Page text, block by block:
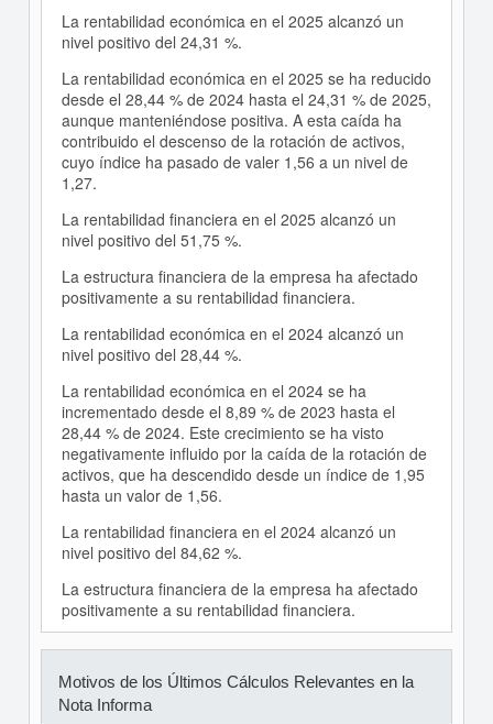
La rentabilidad económica en el 2025 alcanzó un
nivel positivo del 24,31 %.
La rentabilidad económica en el 2025 se ha reducido
desde el 28,44 % de 2024 hasta el 24,31 % de 2025,
aunque manteniéndose positiva. A esta caída ha
contribuido el descenso de la rotación de activos,
cuyo índice ha pasado de valer 1,56 a un nivel de
1,27.
La rentabilidad financiera en el 2025 alcanzó un
nivel positivo del 51,75 %.
La estructura financiera de la empresa ha afectado
positivamente a su rentabilidad financiera.
La rentabilidad económica en el 2024 alcanzó un
nivel positivo del 28,44 %.
La rentabilidad económica en el 2024 se ha
incrementado desde el 8,89 % de 2023 hasta el
28,44 % de 2024. Este crecimiento se ha visto
negativamente influido por la caída de la rotación de
activos, que ha descendido desde un índice de 1,95
hasta un valor de 1,56.
La rentabilidad financiera en el 2024 alcanzó un
nivel positivo del 84,62 %.
La estructura financiera de la empresa ha afectado
positivamente a su rentabilidad financiera.
Motivos de los Últimos Cálculos Relevantes en la
Nota Informa